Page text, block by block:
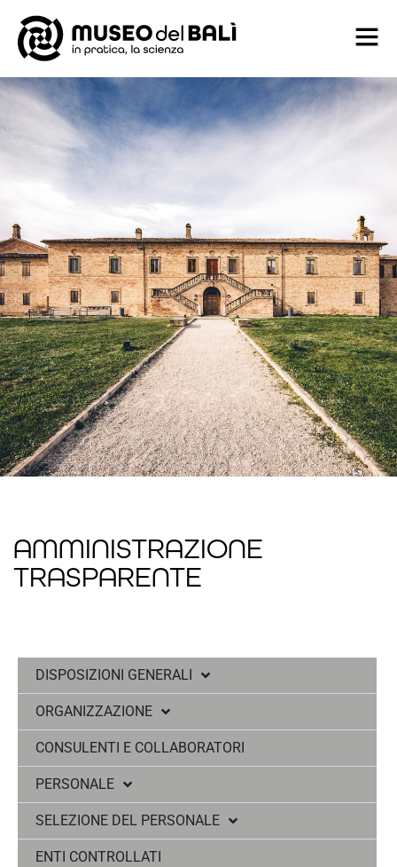
AMMINISTRAZIONE
TRASPARENTE
DISPOSIZIONI GENERALI
ORGANIZZAZIONE
CONSULENTI E COLLABORATORI
PERSONALE
SELEZIONE DEL PERSONALE
ENTI CONTROLLATI